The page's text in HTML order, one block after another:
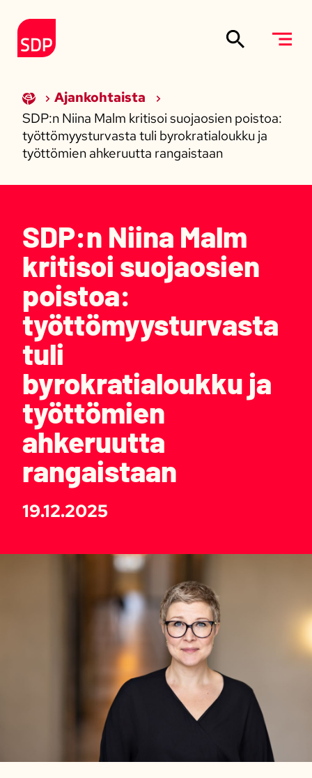
Etusivulle
Ajankohtaista
SDP:n Niina Malm kritisoi suojaosien poistoa:
työttömyysturvasta tuli byrokratialoukku ja
työttömien ahkeruutta rangaistaan
SDP:n Niina Malm
kritisoi suojaosien
poistoa:
työttömyysturvasta
tuli
byrokratialoukku ja
työttömien
ahkeruutta
rangaistaan
19.12.2025